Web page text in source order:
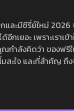
และมีซีรี่ย์ใหม่
ด้อีกเยอะ เพราะเร
กำลังคิดว่า ของฟ
สะใจ และที่สำคัญ